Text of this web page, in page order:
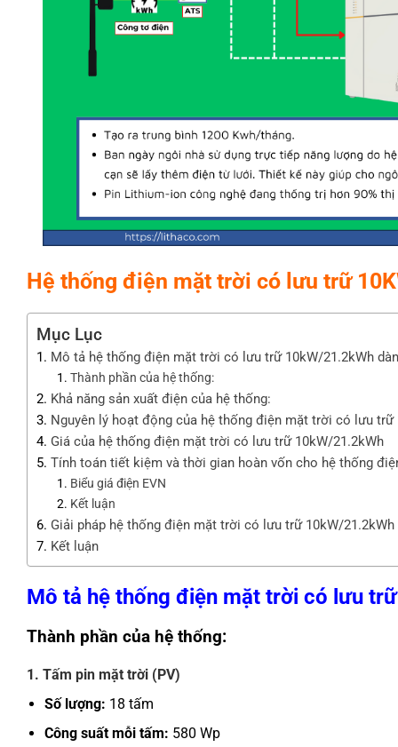
Hệ thống điện mặt trời có l ưu trữ
Mục Lục
Mô tả hệ thống điện mặt trời có lưu trữ 10kW/21.2kWh
Thành phần của hệ thống:
Khả năng sản xuất điện của hệ thống:
Nguyên lý hoạt động của hệ thống điện mặt trời có lưu trữ
Giá của hệ thống điện mặt trời có lưu trữ 10kW/21.2kWh
Tính toán tiết kiệm và thời gian hoàn vốn cho hệ thống
Biểu giá điện EVN
Kết luận
Giải pháp hệ thống điện mặt trời có lưu trữ 10kW/
Kết luận
Mô tả hệ thống điện mặt trời có lưu
Thành phần của hệ thống:
1. Tấm pin mặt trời (PV)
Số lượng: 18 tấm
Công suất mỗi tấm: 580 Wp